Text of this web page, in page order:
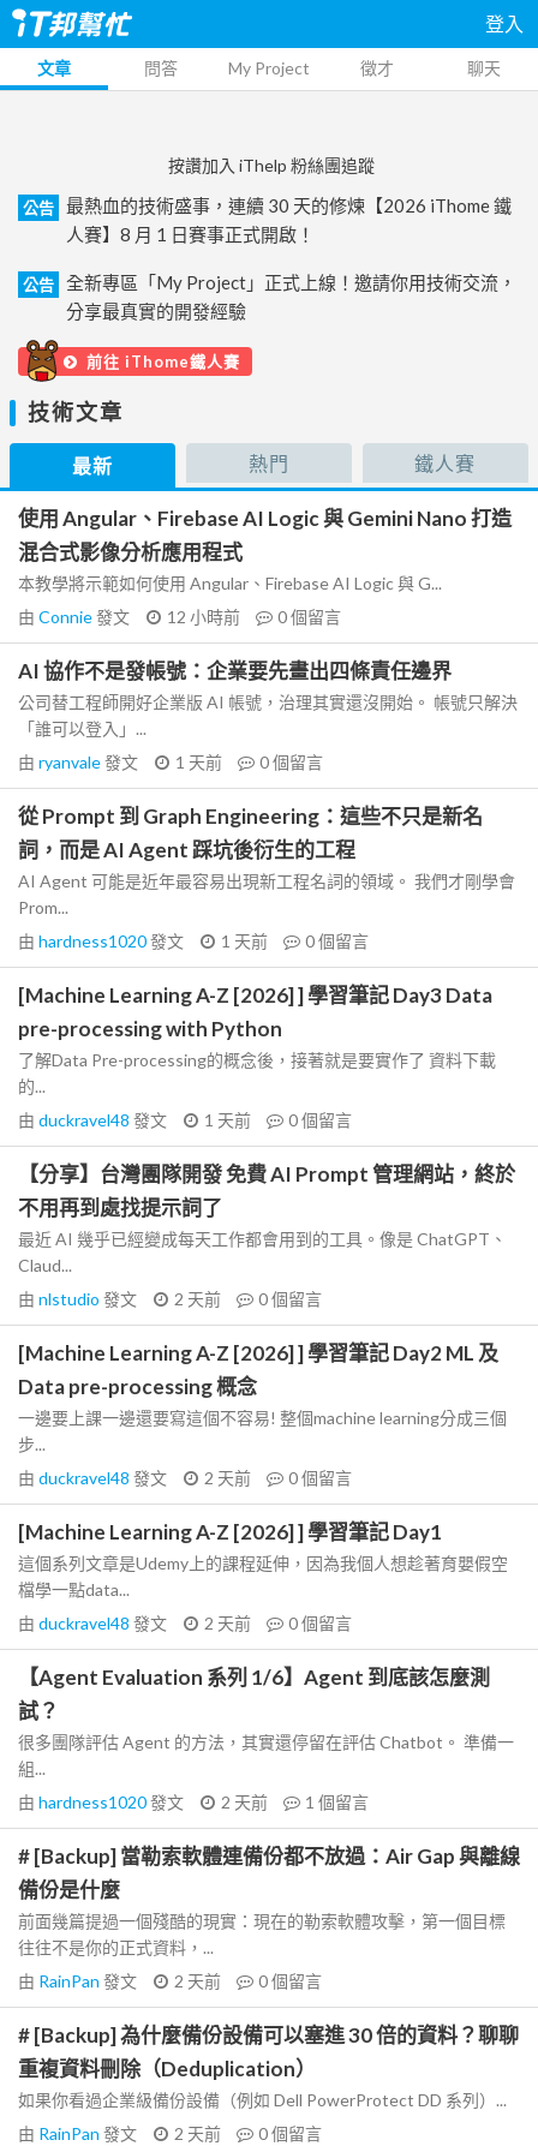
登入
文章 問答 My Project 徵才 聊天
按讚加入 iThelp 粉絲團追蹤
公告
最熱血的技術盛事，連續 30 天的修煉【2026 iThome 鐵
人賽】8 月 1 日賽事正式開啟！
公告
全新專區「My Project」正式上線！邀請你用技術交流，
分享最真實的開發經驗
前往 iThome鐵人賽
技術文章
最新 熱門 鐵人賽
使用 Angular、Firebase AI Logic 與 Gemini Nano 打造
混合式影像分析應用程式
本教學將示範如何使用 Angular、Firebase AI Logic 與 G...
由 Connie發文 12 小時前 0個留言
AI 協作不是發帳號：企業要先畫出四條責任邊界
公司替工程師開好企業版 AI 帳號，治理其實還沒開始。 帳號只解決
「誰可以登入」...
由 ryanvale發文 1 天前 0個留言
從 Prompt 到 Graph Engineering：這些不只是新名
詞，而是 AI Agent 踩坑後衍生的工程
AI Agent 可能是近年最容易出現新工程名詞的領域。 我們才剛學會
Prom...
由 hardness1020發文 1 天前 0個留言
[Machine Learning A-Z [2026] ] 學習筆記 Day3 Data
pre-processing with Python
了解Data Pre-processing的概念後，接著就是要實作了 資料下載
的...
由 duckravel48 發文 1 天前 0個留言
【分享】台灣團隊開發 免費 AI Prompt 管理網站，終於
不用再到處找提示詞了
最近 AI 幾乎已經變成每天工作都會用到的工具。像是 ChatGPT、
Claud...
由 nlstudio 發文 2 天前 0個留言
[Machine Learning A-Z [2026] ] 學習筆記 Day2 ML 及
Data pre-processing 概念
一邊要上課一邊還要寫這個不容易! 整個machine learning分成三個
步...
由 duckravel48 發文 2 天前 0個留言
[Machine Learning A-Z [2026] ] 學習筆記 Day1
這個系列文章是Udemy上的課程延伸，因為我個人想趁著育嬰假空
檔學一點data...
由 duckravel48 發文 2 天前 0個留言
【Agent Evaluation 系列 1/6】Agent 到底該怎麼測
試？
很多團隊評估 Agent 的方法，其實還停留在評估 Chatbot。 準備一
組...
由 hardness1020發文 2 天前 1 個留言
# [Backup] 當勒索軟體連備份都不放過：Air Gap 與離線
備份是什麼
前面幾篇提過一個殘酷的現實：現在的勒索軟體攻擊，第一個目標
往往不是你的正式資料，...
由 RainPan 發文 2 天前 0個留言
# [Backup] 為什麼備份設備可以塞進 30 倍的資料？聊聊
重複資料刪除（Deduplication）
如果你看過企業級備份設備（例如 Dell PowerProtect DD 系列）...
由 RainPan 發文 2 天前 0個留言